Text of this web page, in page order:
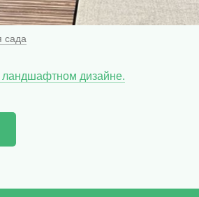
сада
ландшафтном дизайне.